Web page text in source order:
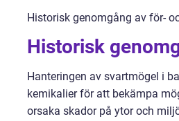
Historisk genomgång av för-
Historisk
Hanteringen av svartmögel i
kemikalier för att bekämpa
orsaka skador på ytor och